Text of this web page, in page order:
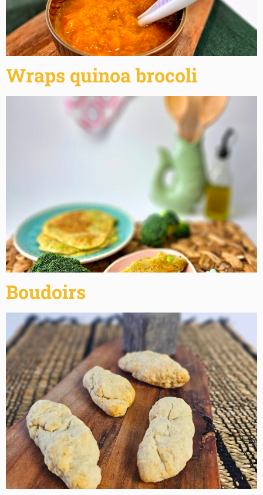
Wraps quinoa brocoli
Boudoirs